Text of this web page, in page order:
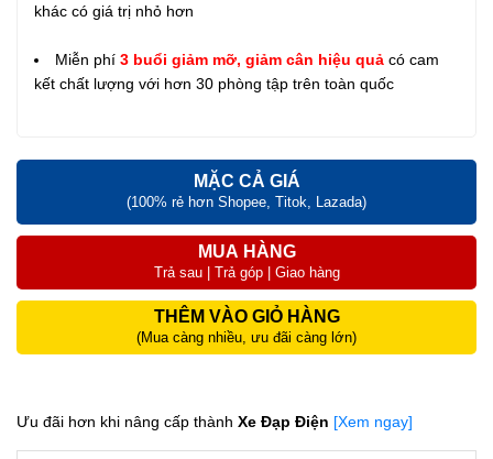
khác có giá trị nhỏ hơn
Miễn phí 3 buổi giảm mỡ, giảm cân hiệu quả có cam
kết chất lượng với hơn 30 phòng tập trên toàn quốc
MẶC CẢ GIÁ
(100% rẻ hơn Shopee, Titok, Lazada)
MUA HÀNG
Trả sau | Trả góp | Giao hàng
THÊM VÀO GIỎ HÀNG
(Mua càng nhiều, ưu đãi càng lớn)
Ưu đãi hơn khi nâng cấp thành Xe Đạp Điện [Xem ngay]